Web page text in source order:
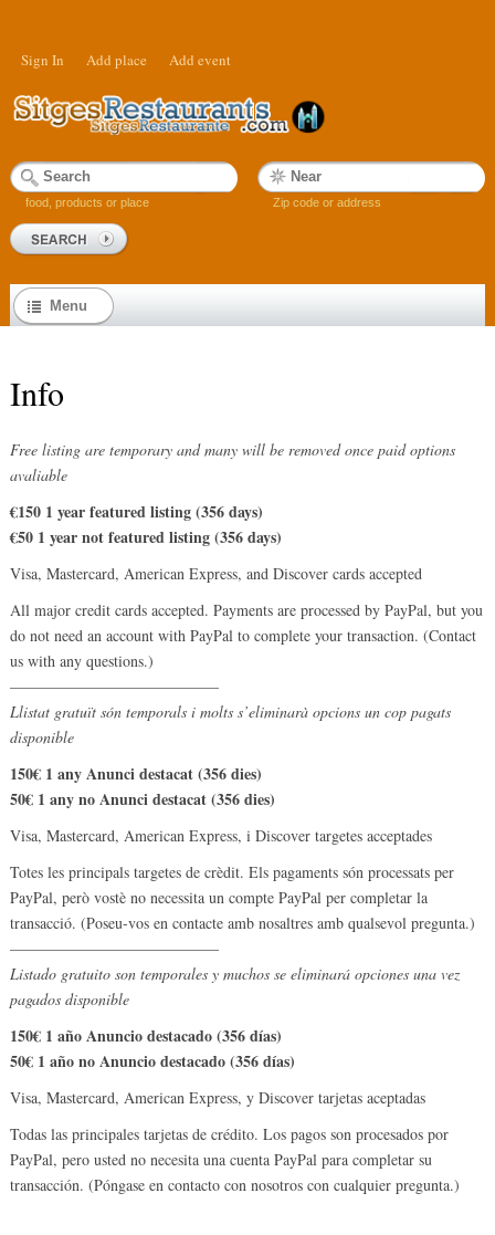
Sign In Add place Add event
food, products or place Zip code or address
Menu
Info
Free listing are temporary and many will be removed once paid options
avaliable
€150 1 year featured listing (356 days)
€50 1 year not featured listing (356 days)
Visa, Mastercard, American Express, and Discover cards accepted
All major credit cards accepted. Payments are processed by PayPal, but you
do not need an account with PayPal to complete your transaction. (Contact
us with any questions.)
—————————————–
Llistat gratuït són temporals i molts s’eliminarà opcions un cop pagats
disponible
150€ 1 any Anunci destacat (356 dies)
50€ 1 any no Anunci destacat (356 dies)
Visa, Mastercard, American Express, i Discover targetes acceptades
Totes les principals targetes de crèdit. Els pagaments són processats per
PayPal, però vostè no necessita un compte PayPal per completar la
transacció. (Poseu-vos en contacte amb nosaltres amb qualsevol pregunta.)
—————————————–
Listado gratuito son temporales y muchos se eliminará opciones una vez
pagados disponible
150€ 1 año Anuncio destacado (356 días)
50€ 1 año no Anuncio destacado (356 días)
Visa, Mastercard, American Express, y Discover tarjetas aceptadas
Todas las principales tarjetas de crédito. Los pagos son procesados ​​por
PayPal, pero usted no necesita una cuenta PayPal para completar su
transacción. (Póngase en contacto con nosotros con cualquier pregunta.)